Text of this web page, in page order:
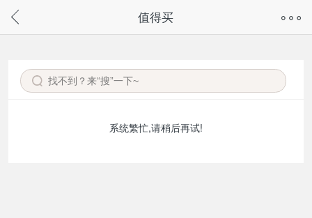
请通过微信或支付宝搜“奇兔客小程序”访问
值得买
系统繁忙,请稍后再试!